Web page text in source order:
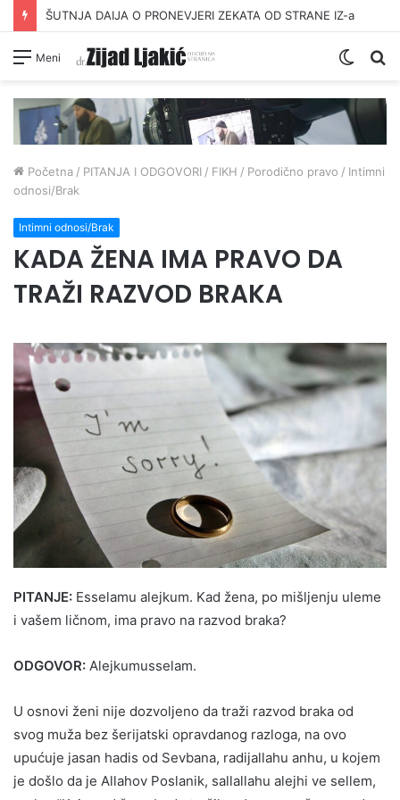
ŠUTNJA DAIJA O PRONEVJERI ZEKATA OD STRANE IZ-a
Meni
Switch
Početna / PITANJA I ODGOVORI / FIKH / Porodično pravo / Intimni
odnosi/Brak
Intimni odnosi/Brak
KADA ŽENA IMA PRAVO DA
TRAŽI RAZVOD BRAKA
PITANJE: Esselamu alejkum. Kad žena, po mišljenju uleme
i vašem ličnom, ima pravo na razvod braka?
ODGOVOR: Alejkumusselam.
U osnovi ženi nije dozvoljeno da traži razvod braka od
svog muža bez šerijatski opravdanog razloga, na ovo
upućuje jasan hadis od Sevbana, radijallahu anhu, u kojem
je došlo da je Allahov Poslanik, sallallahu alejhi ve sellem,